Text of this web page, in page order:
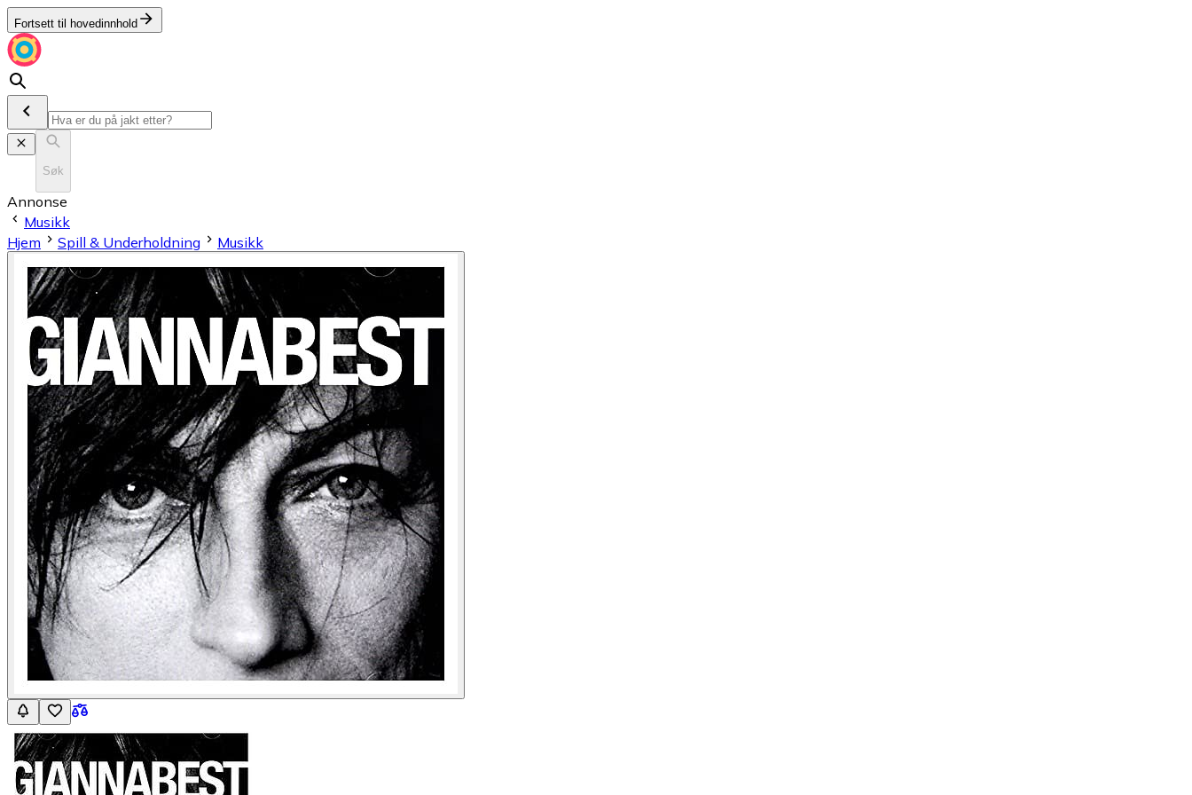
Fortsett til hovedinnhold
Søk
Annonse
Musikk
Hjem
Spill & Underholdning Musikk